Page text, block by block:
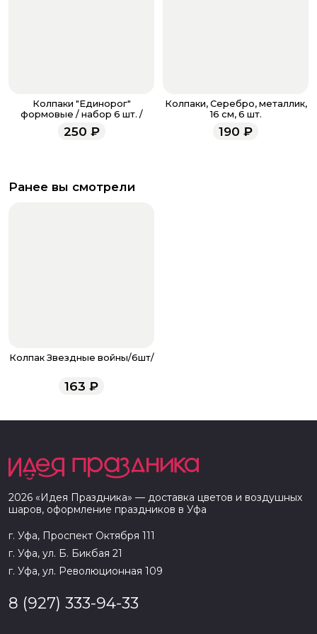
Колпаки "Единорог"
формовые / набор 6 шт. /
250 ₽
Колпаки, Серебро, металлик,
16 см, 6 шт.
190 ₽
Ранее вы смотрели
Колпак Звездные войны/6шт/
163 ₽
2026 «Идея Праздника» — доставка цветов и воздушных
шаров, оформление праздников в Уфа
г. Уфа, Проспект Октября 111
г. Уфа, ул. Б. Бикбая 21
г. Уфа, ул. Революционная 109
8 (927) 333-94-33